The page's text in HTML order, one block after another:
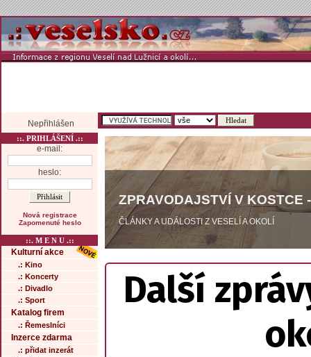
Nepřihlášen
::. PRIHLÁŠENÍ .::
e-mail:
heslo:
Nová registrace
Zapomenuté heslo
::. M E N U .::
Kulturní akce
.: Kino
.: Koncerty
.: Divadlo
.: Sport
Katalog firem
.: Řemeslníci
Inzerce zdarma
.: přidat inzerát
ZPRAVODAJSTVÍ V KOSTCE
ČLÁNKY A UDÁLOSTI Z VESELÍ A OKOLÍ
Další